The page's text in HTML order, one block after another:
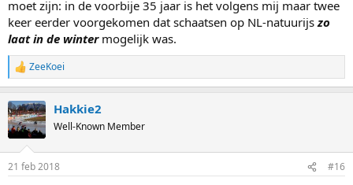
moet zijn: in de voorbije 35 jaar is het volgens mij maar twee
keer eerder voorgekomen dat schaatsen op NL-natuurijs zo
laat in de wintermogelijk was.
R
e
c
t
i
s
ZeeKoei
Hakkie2
Well-Known Member
21 feb 2018 #16